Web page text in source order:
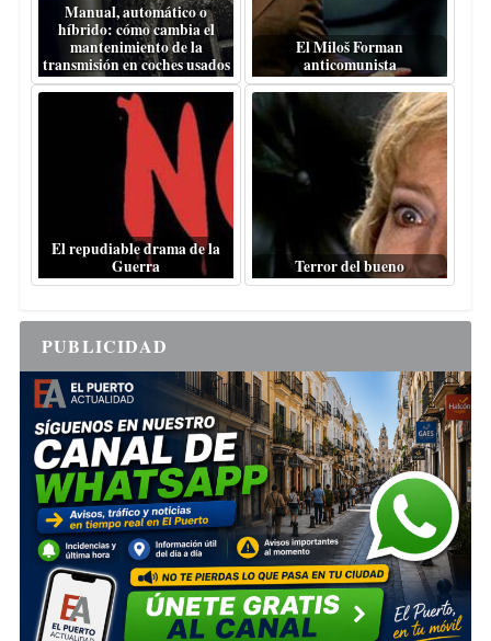
Manual, automático o
híbrido: cómo cambia el
mantenimiento de la
transmisión en coches usados
El Miloš Forman
anticomunista
El repudiable drama de la
Guerra
Terror del bueno
PUBLICIDAD